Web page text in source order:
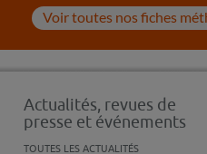
Voir toutes nos fiches
Actualités, revues de
presse et événements
TOUTES LES ACTUALITÉS